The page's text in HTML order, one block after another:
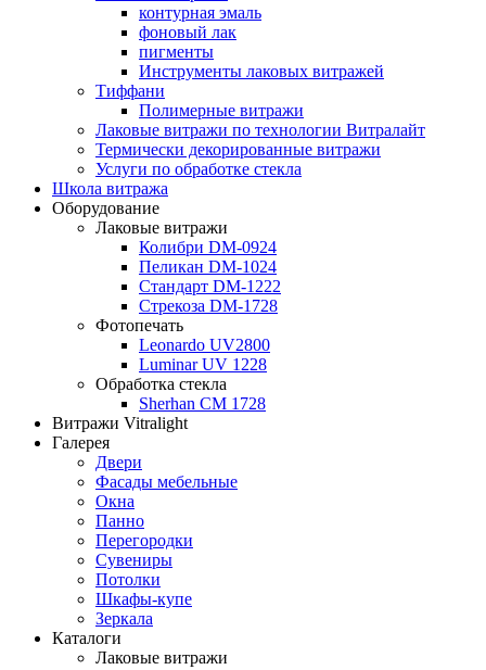
контурная эмаль
фоновый лак
пигменты
Инструменты лаковых витражей
Тиффани
Полимерные витражи
Лаковые витражи по технологии Витралайт
Термически декорированные витражи
Услуги по обработке стекла
Школа витража
Оборудование
Лаковые витражи
Колибри DM-0924
Пеликан DM-1024
Стандарт DM-1222
Стрекоза DM-1728
Фотопечать
Leonardo UV2800
Luminar UV 1228
Обработка стекла
Sherhan CM 1728
Витражи Vitralight
Галерея
Двери
Фасады мебельные
Окна
Панно
Перегородки
Сувениры
Потолки
Шкафы-купе
Зеркала
Каталоги
Лаковые витражи